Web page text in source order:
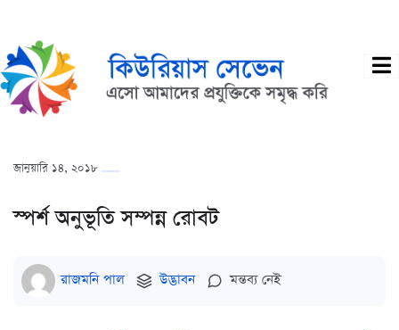
জানুয়ারি ১৪, ২০১৮
স্পর্শ অনুভূতি সম্পন্ন রোবট
রাজমনি পাল উদ্ভাবন মন্তব্য নেই